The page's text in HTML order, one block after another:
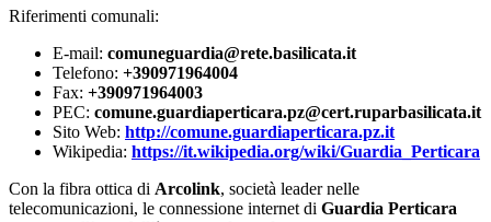
Riferimenti comunali:
E-mail: comuneguardia@rete.basilicata.it
Telefono: +390971964004
Fax: +390971964003
PEC: comune.guardiaperticara.pz@cert.ruparbasilicata.it
Sito Web: http://comune.guardiaperticara.pz.it
Wikipedia: https://it.wikipedia.org/wiki/Guardia_Perticara
Con la fibra ottica di Arcolink, società leader nelle
telecomunicazioni, le connessione internet di Guardia Perticara